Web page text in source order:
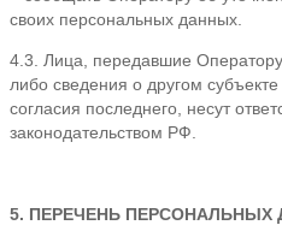
своих персональных данных.
4.3. Лица, передавшие
либо сведения о другом
согласия последнего, несут
законодательством РФ.
5. ПЕРЕЧЕНЬ